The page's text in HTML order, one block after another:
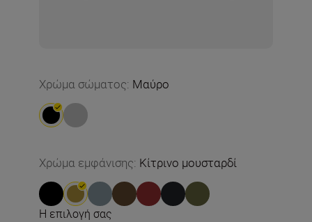
Χρώμα σώματος: Μαύρο
Χρώμα εμφάνισης: Κίτρινο μουσταρδί
Η επιλογή σας